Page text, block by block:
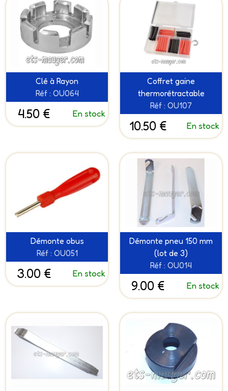
Clé à Rayon
Réf : OU064
4.50 € En stock
Coffret gaine
thermorétractable
Réf : OU107
10.50 € En stock
Démonte obus
Réf : OU051
3.00 € En stock
Démonte pneu 150 mm
(lot de 3)
Réf : OU014
9.00 € En stock